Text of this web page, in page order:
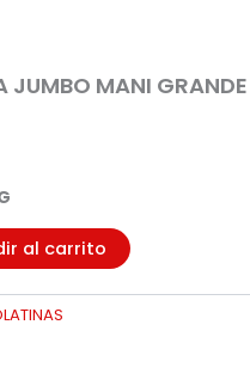
JUMBO MANI
al carrito